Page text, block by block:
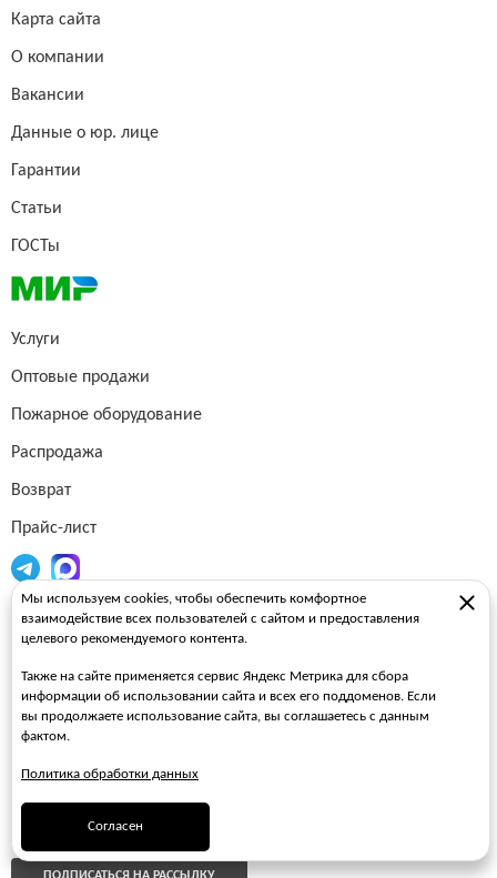
Карта сайта
О компании
Вакансии
Данные о юр. лице
Гарантии
Статьи
ГОСТы
Услуги
Оптовые продажи
Пожарное оборудование
Распродажа
Возврат
Прайс-лист
Огнетушители
Пожарные стволы
Пожарные шкафы
FAQ
Мы используем cookies, чтобы обеспечить комфортное
взаимодействие всех пользователей с сайтом и предоставления
целевого рекомендуемого контента.
Также на сайте применяется сервис Яндекс Метрика для сбора
информации об использовании сайта и всех его поддоменов. Если
вы продолжаете использование сайта, вы соглашаетесь с данным
фактом.
Политика обработки данных
Согласен